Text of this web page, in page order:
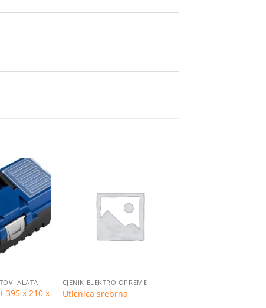
Dodaj
na
listu
želja
ALATA
395 x 210 x
CJENIK ELEKTRO OPREME
Uticnica srebrna